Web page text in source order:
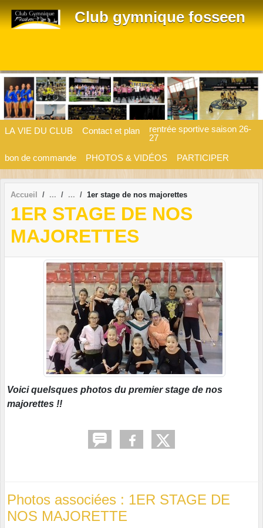
Club gymnique fosseen
LA VIE DU CLUB Contact et plan
rentrée sportive saison 26-
27
bon de commande
PHOTOS & VIDÉOS PARTICIPER
Accueil 1er stage de nos majorettes
1ER STAGE DE NOS
MAJORETTES
Voici quelsques photos du premier stage de nos
majorettes !!
Photos associées : 1ER STAGE DE
NOS MAJORETTE
Panneau de gestion des cookies